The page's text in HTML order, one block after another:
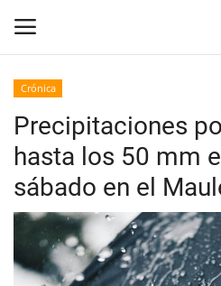
Inicio
Crónica
Policial
Tribunales
Crónica
Precipitaciones
hasta los 50 mm
sábado en el